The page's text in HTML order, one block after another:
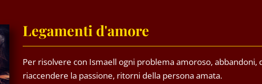
Legamenti d'amore
Per risolvere con Ismaell ogni problema amoroso, abbandoni,
riaccendere la passione, ritorni della persona amata.